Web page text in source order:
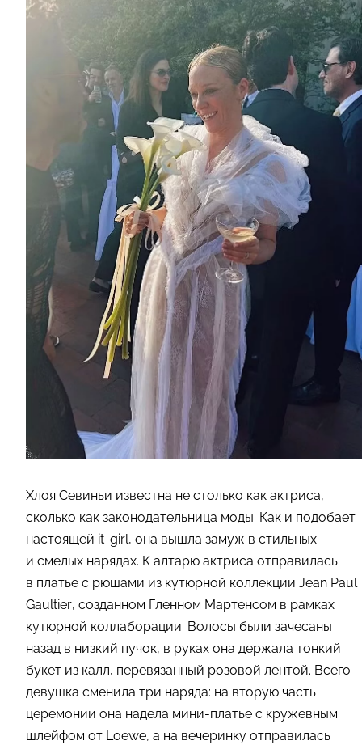
Хлоя Севиньи известна не столько как актриса,
сколько как законодательница моды. Как и подобает
настоящей it-girl, она вышла замуж в стильных
и смелых нарядах. К алтарю актриса отправилась
в платье с рюшами из кутюрной коллекции Jean Paul
Gaultier, созданном Гленном Мартенсом в рамках
кутюрной коллаборации. Волосы были зачесаны
назад в низкий пучок, в руках она держала тонкий
букет из калл, перевязанный розовой лентой. Всего
девушка сменила три наряда: на вторую часть
церемонии она надела мини-платье с кружевным
шлейфом от Loewe, а на вечеринку отправилась